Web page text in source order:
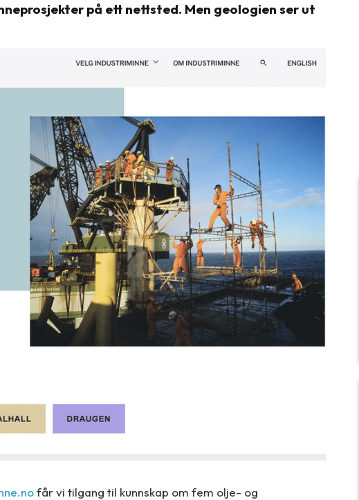
på ett nettsted. Men geologien ser ut
får vi tilgang til kunnskap om fem olje- og